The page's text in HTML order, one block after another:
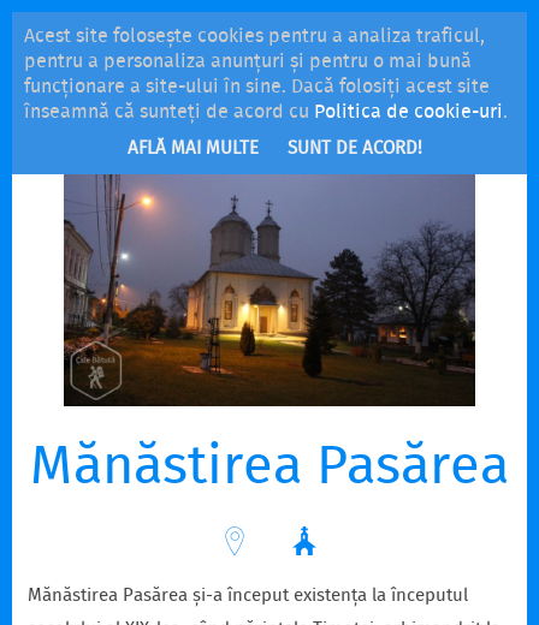
Acest site folosește cookies pentru a analiza traficul,
pentru a personaliza anunțuri și pentru o mai bună
funcționare a site-ului în sine. Dacă folosiți acest site
înseamnă că sunteți de acord cu Politica de cookie-uri.
AFLĂ MAI MULTE SUNT DE ACORD!
MENU
Mănăstirea Pasărea
Mănăstirea Pasărea și-a început existența la începutul